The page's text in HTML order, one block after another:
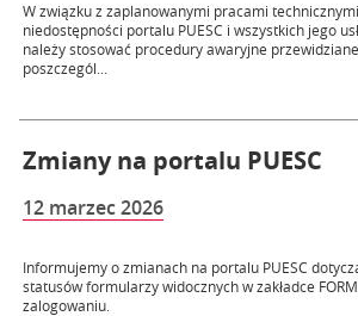
W związku z zaplanowanymi pracami
niedostępności portalu PUESC i wszystkich jego
należy stosować procedury awaryjne
poszczegól...
Zmiany na portalu PUESC
12 marzec 2026
Informujemy o zmianach na portalu PUESC
statusów formularzy widocznych w zakładce
zalogowaniu.